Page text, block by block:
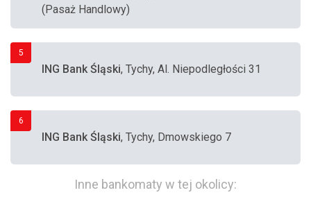
(Pasaż Handlowy)
5
ING Bank Śląski, Tychy, Al. Niepodległości 31
6
ING Bank Śląski, Tychy, Dmowskiego 7
Inne bankomaty w tej okolicy: